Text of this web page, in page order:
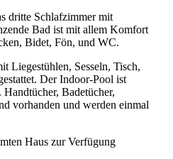
dritte Schlafzimmer mit
Bad ist mit allem Komfort
Bidet, Fön, und WC.
Liegestühlen, Sesseln, Tisch,
Der Indoor-Pool ist
Badetücher,
vorhanden und werden einmal
Haus zur Verfügung